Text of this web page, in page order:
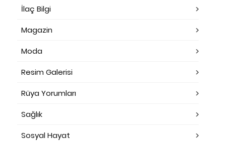
İlaç Bilgi
Magazin
Moda
Resim Galerisi
Rüya Yorumları
Sağlık
Sosyal Hayat